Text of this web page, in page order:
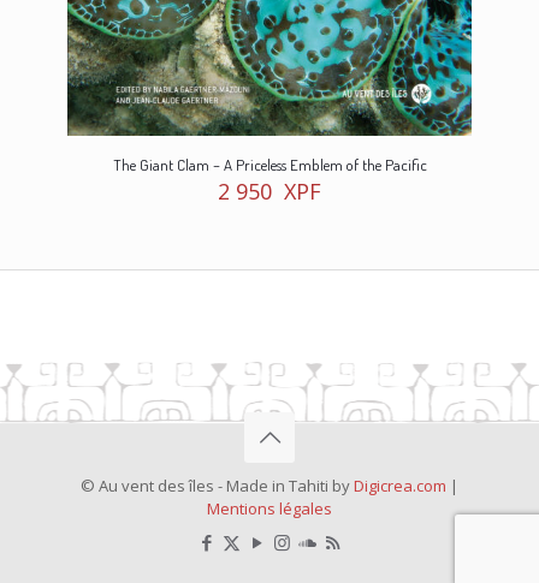
The Giant Clam – A Priceless Emblem of the Pacific
2 950 XPF
© Au vent des îles - Made in Tahiti byDigicrea.com |
Mentions légales